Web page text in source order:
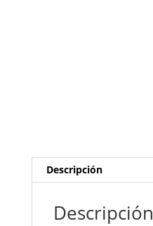
Descripción
Descripción